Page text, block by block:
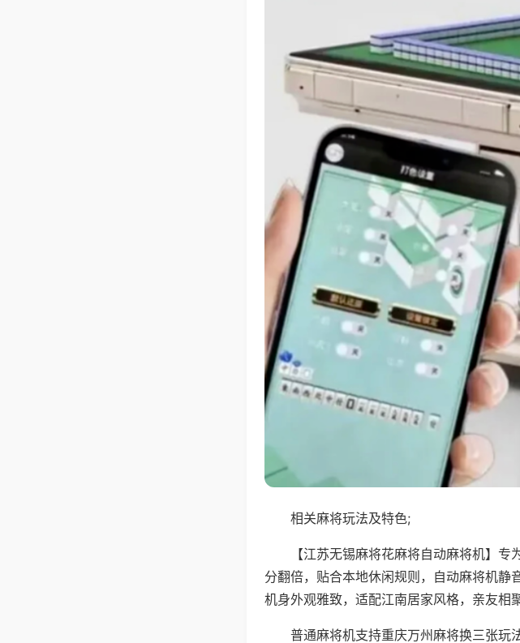
相关麻将玩法及特色;
【江苏无锡麻将花麻将自动麻将机】
分翻倍，贴合本地休闲规则，自动麻将机静
机身外观雅致，适配江南居家风格，亲友相
普通麻将机支持重庆万州麻将换三张玩